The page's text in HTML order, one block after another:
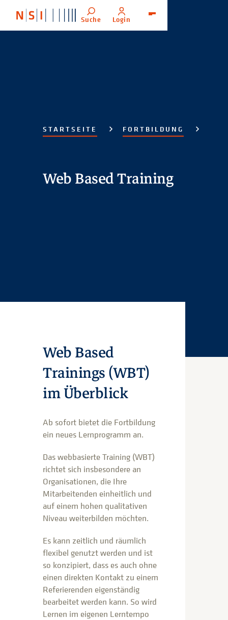
Suche Login
STARTSEITE FORTBILDUNG
Web Based Training
Web Based
Trainings (WBT)
im Überblick
Ab sofort bietet die Fortbildung
ein neues Lernprogramm an.
Das webbasierte Training (WBT)
richtet sich insbesondere an
Organisationen, die Ihre
Mitarbeitenden einheitlich und
auf einem hohen qualitativen
Niveau weiterbilden möchten.
Es kann zeitlich und räumlich
flexibel genutzt werden und ist
so konzipiert, dass es auch ohne
einen direkten Kontakt zu einem
Referierenden eigenständig
bearbeitet werden kann. So wird
Lernen im eigenen Lerntempo